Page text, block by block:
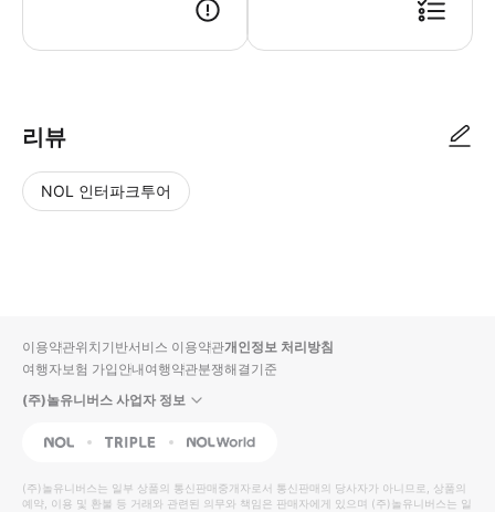
리뷰
NOL 인터파크투어
입니
다.
높
은
동
영
순
상
이용약관위치기반서비스 이용약관개인정보 처리방침
여행자보험 가입안내여행약관분쟁해결기준
(주)놀유니버스 사업자 정보
NOL Triple Interpark Global
(주)놀유니버스는 일부 상품의 통신판매중개자로서 통신판매의 당사자가 아니므로, 상품의
예약, 이용 및 환불 등 거래와 관련된 의무와 책임은 판매자에게 있으며 (주)놀유니버스는 일